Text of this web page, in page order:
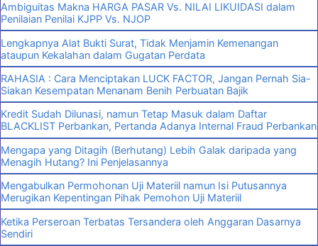
Ambiguitas Makna HARGA PASAR Vs. NILAI LIKUIDASI dalam
Penilaian Penilai KJPP Vs. NJOP
Lengkapnya Alat Bukti Surat, Tidak Menjamin Kemenangan
ataupun Kekalahan dalam Gugatan Perdata
RAHASIA : Cara Menciptakan LUCK FACTOR, Jangan Pernah Sia-
Siakan Kesempatan Menanam Benih Perbuatan Bajik
Kredit Sudah Dilunasi, namun Tetap Masuk dalam Daftar
BLACKLIST Perbankan, Pertanda Adanya Internal Fraud Perbankan
Mengapa yang Ditagih (Berhutang) Lebih Galak daripada yang
Menagih Hutang? Ini Penjelasannya
Mengabulkan Permohonan Uji Materiil namun Isi Putusannya
Merugikan Kepentingan Pihak Pemohon Uji Materiil
Ketika Perseroan Terbatas Tersandera oleh Anggaran Dasarnya
Sendiri